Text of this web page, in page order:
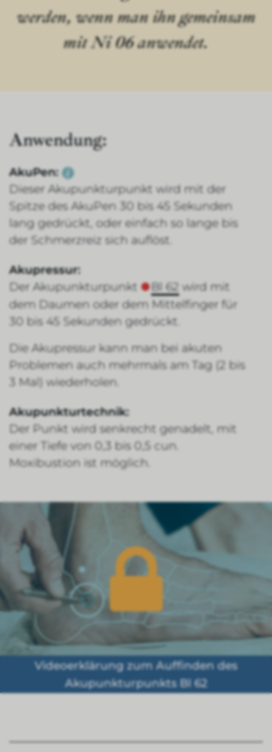
werden, wenn man ihn gemeinsam
mit Ni 06 anwendet.
Anwendung:
AkuPen:
Dieser Akupunkturpunkt wird mit der
Spitze des AkuPen 30 bis 45 Sekunden
lang gedrückt, oder einfach so lange bis
der Schmerzreiz sich auflöst.
Akupressur:
Der Akupunkturpunkt
Bl 62 wird mit
dem Daumen oder dem Mittelfinger für
30 bis 45 Sekunden gedrückt.
Die Akupressur kann man bei akuten
Problemen auch mehrmals am Tag (2 bis
3 Mal) wiederholen.
Akupunkturtechnik:
Der Punkt wird senkrecht genadelt, mit
einer Tiefe von 0,3 bis 0,5 cun.
Moxibustion ist möglich.
Videoerklärung zum Auffinden des
Akupunkturpunkts Bl 62